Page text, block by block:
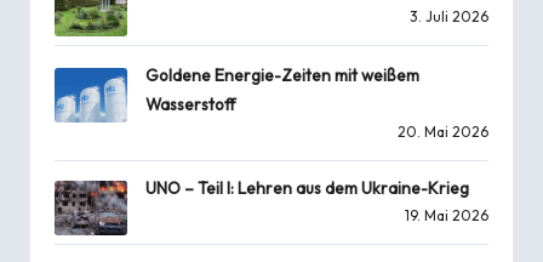
3. Juli 2026
Goldene Energie-Zeiten mit weißem
Wasserstoff
20. Mai 2026
UNO – Teil I: Lehren aus dem Ukraine-Krieg
19. Mai 2026